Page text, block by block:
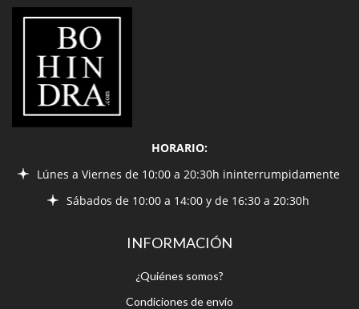
LIBRERÍA
BOHINDRA
HORARIO:
Lúnes a Viernes de 10:00 a 20:30h ininterrumpidamente
Sábados de 10:00 a 14:00 y de 16:30 a 20:30h
INFORMACIÓN
¿Quiénes somos?
Condiciones de envío